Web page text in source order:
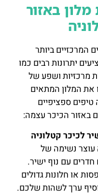
באזור
המרכזיים ביותר
יתרונות רבים כמו
מרכזיות ושפע של
את המלון המתאים
ספציפיים
באזור הכיכר עצמה:
לכיכר קטלוניה
נשימה של
עם נוף ישיר.
או חלונות גדולים
ערך לשהות שלכם.